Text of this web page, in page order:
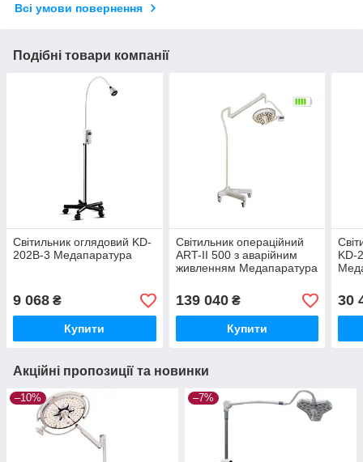
Всі умови повернення
Подібні товари компанії
Світильник оглядовий KD-
202B-3 Медапаратура
9 068 ₴
Купити
Світильник операційний
ART-II 500 з аварійним
живленням Медапаратура
139 040₴
Купити
KD-
30
Акційні пропозиції та новинки
–10% –7%